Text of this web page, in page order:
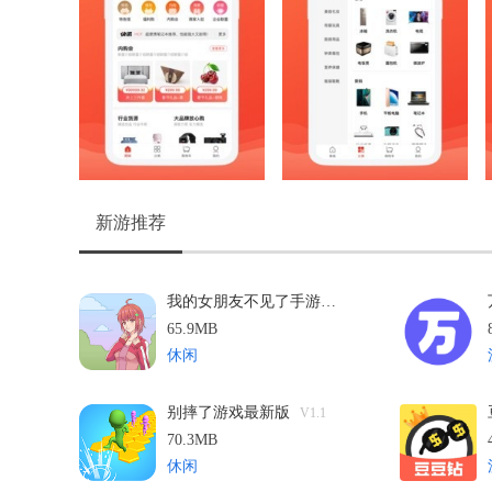
新游推荐
我的女朋友不见了手游无广告版 V1.3
65.9MB
休闲
别摔了游戏最新版 V1.1
70.3MB
休闲